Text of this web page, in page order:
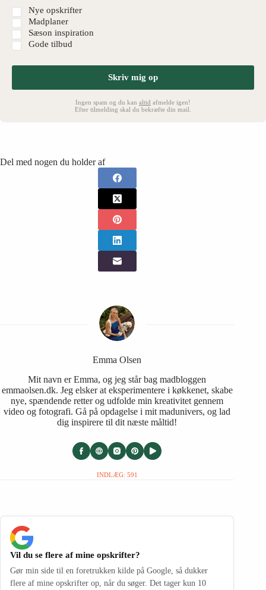
Nye opskrifter
Madplaner
Sæson inspiration
Gode tilbud
Skriv mig op
Ingen spam og du kan altid afmelde igen!
Efter tilmelding skal du bekræfte din mail.
Del med nogen du holder af
Emma Olsen
Mit navn er Emma, og jeg står bag madbloggen
emmaolsen.dk. Jeg elsker at eksperimentere i køkkenet, skabe
nye, spændende retter og udfolde min kreativitet gennem
video og fotografi. Gå på opdagelse i mit madunivers, og lad
dig inspirere til dit næste måltid!
INDLÆG: 591
Vil du se flere af mine opskrifter?
Gør min side til en foretrukken kilde på Google, så dukker
flere af mine opskrifter op, når du søger. Det tager kun 10